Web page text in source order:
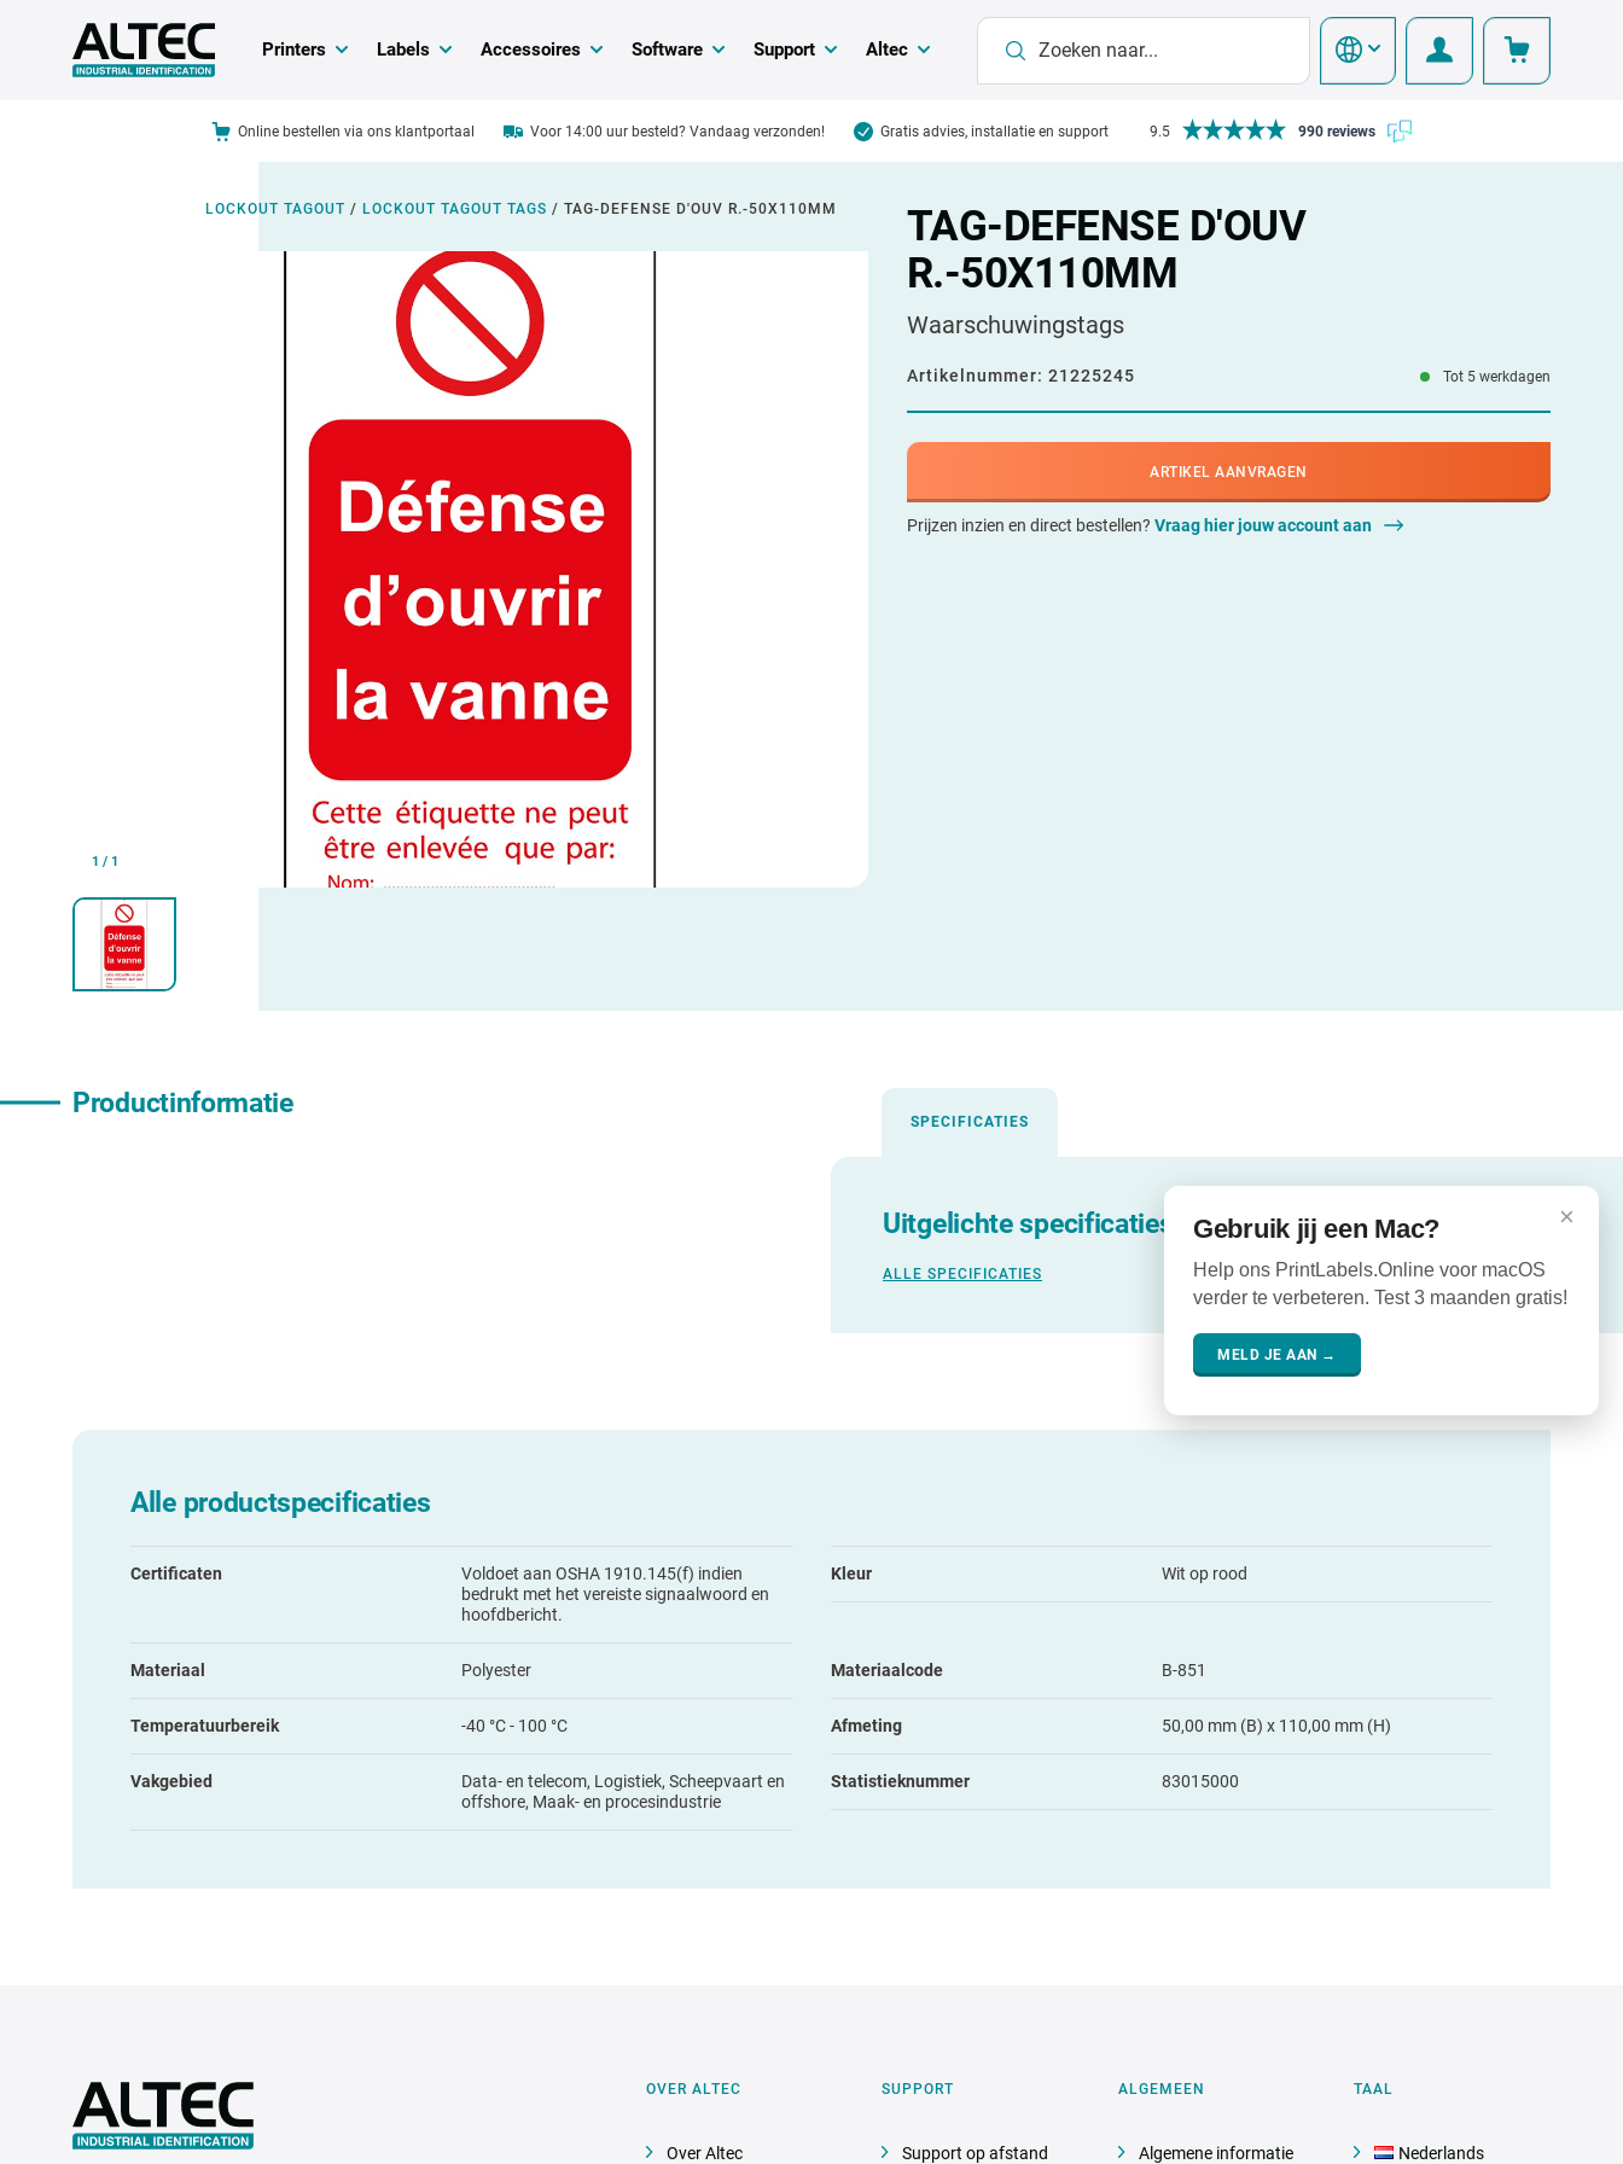
Printers Labels Accessoires Software Support Altec
Online bestellen via ons klantportaal Voor 14:00 uur besteld? Vandaag verzonden! Gratis advies, installatie en support 9.5 990 reviews
LOCKOUT TAGOUT / LOCKOUT TAGOUT TAGS / TAG-DEFENSE D'OUV R.-50X110MM
1 / 1
TAG-DEFENSE D'OUV
R.-50X110MM
Waarschuwingstags
Artikelnummer: 21225245 Tot 5 werkdagen
ARTIKEL AANVRAGEN
Prijzen inzien en direct bestellen? Vraag hier jouw account aan
Productinformatie
SPECIFICATIES
Uitgelichte specificaties
ALLE SPECIFICATIES
Alle productspecificaties
Certificaten
Voldoet aan OSHA 1910.145(f) indien
bedrukt met het vereiste signaalwoord en
hoofdbericht.
Kleur Wit op rood
Materiaal Polyester Materiaalcode B-851
Temperatuurbereik -40 °C - 100 °C Afmeting 50,00 mm (B) x 110,00 mm (H)
Vakgebied
Data- en telecom, Logistiek, Scheepvaart en
offshore, Maak- en procesindustrie
Statistieknummer 83015000
OVER ALTEC
Over Altec
SUPPORT
Support op afstand
ALGEMEEN
Algemene informatie
TAAL
Nederlands
×
Gebruik jij een Mac?
Help ons PrintLabels.Online voor macOS
verder te verbeteren. Test 3 maanden gratis!
MELD JE AAN →